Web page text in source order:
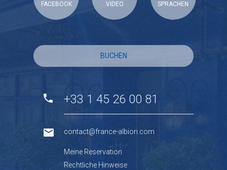
FACEBOOK VIDEO SPRACHEN
BUCHEN
+33 1 45 26 00 81
contact@france-albion.com
Meine Reservation
Rechtliche Hinweise